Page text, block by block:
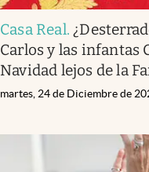
Casa Real.
Carlos y las infantas
Navidad lejos de la
martes, 24 de Diciembre de